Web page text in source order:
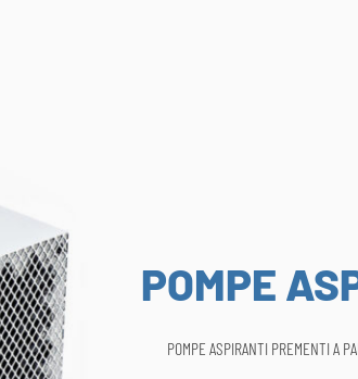
POMPE
POMPE ASPIRANTI PREMENTI A